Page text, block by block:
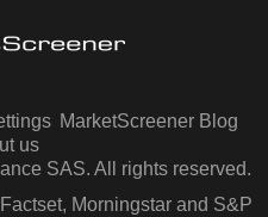
MarketScreener Blog
us
SAS. All rights reserved.
Morningstar and S&P